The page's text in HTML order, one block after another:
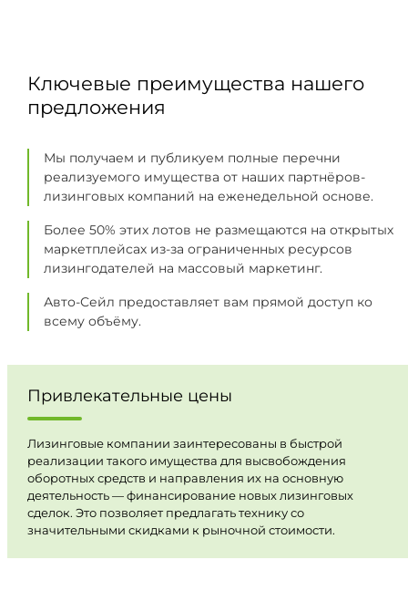
Ключевые преимущества нашего
предложения
Мы получаем и публикуем полные перечни
реализуемого имущества от наших партнёров-
лизинговых компаний на еженедельной основе.
Более 50% этих лотов не размещаются на открытых
маркетплейсах из-за ограниченных ресурсов
лизингодателей на массовый маркетинг.
Авто-Сейл предоставляет вам прямой доступ ко
всему объёму.
Привлекательные цены
Лизинговые компании заинтересованы в быстрой
реализации такого имущества для высвобождения
оборотных средств и направления их на основную
деятельность — финансирование новых лизинговых
сделок. Это позволяет предлагать технику со
значительными скидками к рыночной стоимости.